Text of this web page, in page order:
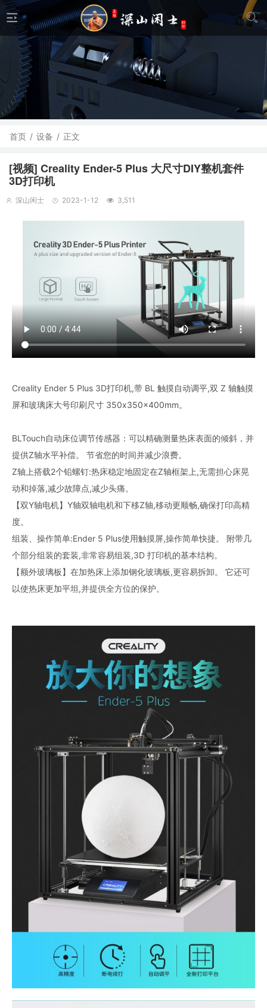
首页 / 设备 / 正文
[视频] Creality Ender-5 Plus 大尺寸DIY整机套件
3D打印机
深山闲士 2023-1-12 3,511
Creality Ender 5 Plus 3D打印机,带 BL 触摸自动调平,双 Z 轴触摸
屏和玻璃床大号印刷尺寸 350x350x400mm。
BLTouch自动床位调节传感器：可以精确测量热床表面的倾斜，并
提供Z轴水平补偿。 节省您的时间并减少浪费。
Z轴上搭载2个铅螺钉:热床稳定地固定在Z轴框架上,无需担心床晃
动和掉落,减少故障点,减少头痛。
【双Y轴电机】Y轴双轴电机和下移Z轴,移动更顺畅,确保打印高精
度。
组装、操作简单:Ender 5 Plus使用触摸屏,操作简单快捷。 附带几
个部分组装的套装,非常容易组装,3D 打印机的基本结构。
【额外玻璃板】在加热床上添加钢化玻璃板,更容易拆卸。 它还可
以使热床更加平坦,并提供全方位的保护。